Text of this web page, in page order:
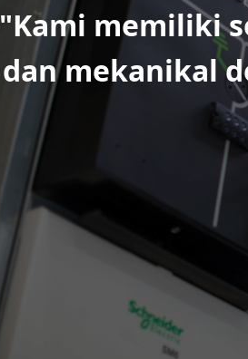
"Kami memiliki
danmekanikal